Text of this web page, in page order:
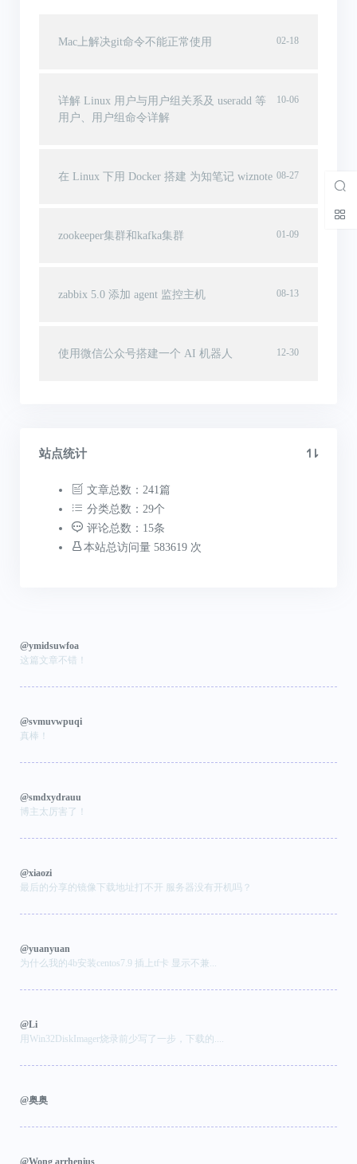
02-18
Mac上解决git命令不能正常使用
10-06
详解 Linux 用户与用户组关系及 useradd 等
用户、用户组命令详解
08-27
在 Linux 下用 Docker 搭建 为知笔记 wiznote
01-09
zookeeper集群和kafka集群
08-13
zabbix 5.0 添加 agent 监控主机
12-30
使用微信公众号搭建一个 AI 机器人
站点统计
文章总数：241篇
分类总数：29个
评论总数：15条
本站总访问量 583619 次
@ymidsuwfoa
这篇文章不错！
@svmuvwpuqi
真棒！
@smdxydrauu
博主太厉害了！
@xiaozi
最后的分享的镜像下载地址打不开 服务器没有开机吗？
@yuanyuan
为什么我的4b安装centos7.9 插上tf卡 显示不兼...
@Li
用Win32DiskImager烧录前少写了一步，下载的....
@奥奥